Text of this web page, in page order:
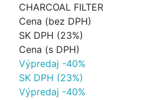
CHARCOAL FILTER
Cena (bez DPH)
SK DPH (23%)
Cena (s DPH)
Výpredaj -40%
SK DPH (23%)
Výpredaj -40%